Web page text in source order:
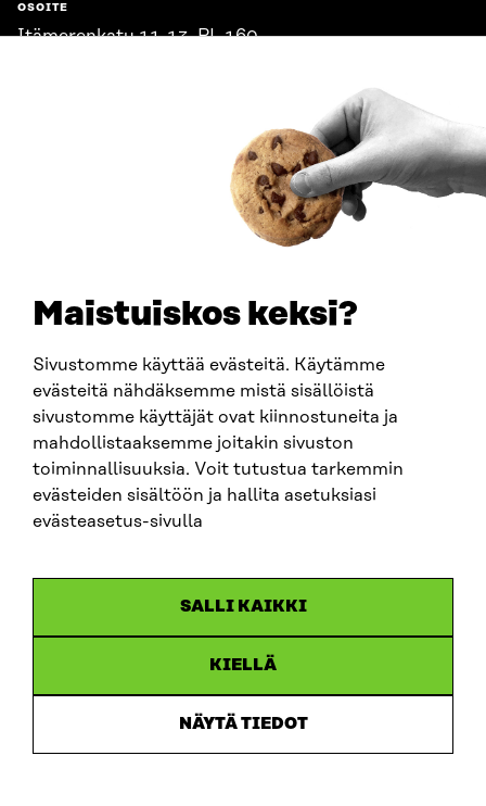
Maistuiskos keksi?
Sivustomme käyttää evästeitä. Käytämme
evästeitä nähdäksemme mistä sisällöistä
sivustomme käyttäjät ovat kiinnostuneita ja
mahdollistaaksemme joitakin sivuston
toiminnallisuuksia. Voit tutustua tarkemmin
evästeiden sisältöön ja hallita asetuksiasi
evästeasetus-sivulla
SALLI KAIKKI
KIELLÄ
NÄYTÄ TIEDOT
OSOITE
Itämerenkatu 11-13, PL 160,
SITRA SOSIAALISESSA MEDIASSA
LinkedIn
Instagram
YouTube
Saavutettavuusseloste
Asiakirjajulkisuus